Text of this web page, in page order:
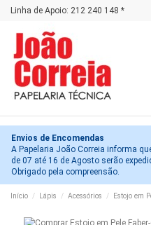
Linha de Apoio: 212 240 148 *
Envios de Encomendas
A Papelaria João Correia informa
de 07 até 16 de Agosto serão
Obrigado pela compreensão.
Início Lápis Acessórios Estojo em